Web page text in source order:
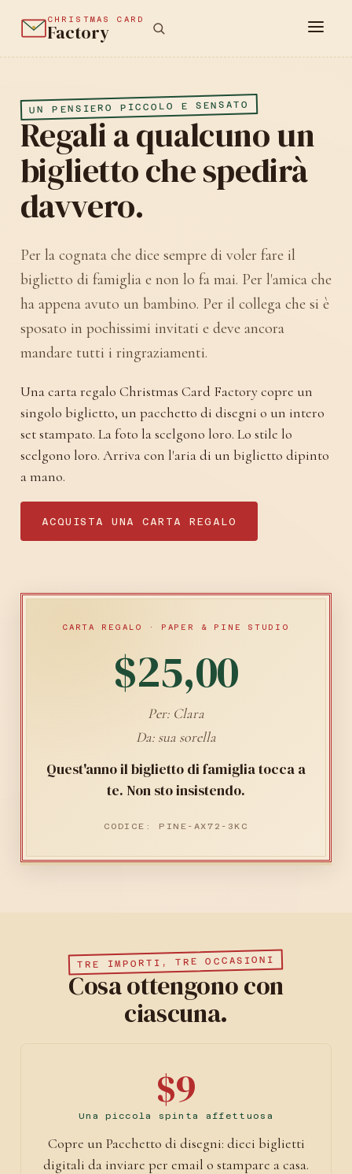
CHRISTMAS CARD
Factory
UN PENSIERO PICCOLO E SENSATO
Regali a qualcuno un
biglietto che spedirà
davvero.
Per la cognata che dice sempre di voler fare il
biglietto di famiglia e non lo fa mai. Per l'amica che
ha appena avuto un bambino. Per il collega che si è
sposato in pochissimi invitati e deve ancora
mandare tutti i ringraziamenti.
Una carta regalo Christmas Card Factory copre un
singolo biglietto, un pacchetto di disegni o un intero
set stampato. La foto la scelgono loro. Lo stile lo
scelgono loro. Arriva con l'aria di un biglietto dipinto
a mano.
ACQUISTA UNA CARTA REGALO
CARTA REGALO · PAPER & PINE STUDIO
$25,00
Per: Clara
Da: sua sorella
Quest'anno il biglietto di famiglia tocca a
te. Non sto insistendo.
CODICE: PINE-AX72-3KC
TRE IMPORTI, TRE OCCASIONI
Cosa ottengono con
ciascuna.
$9
Una piccola spinta affettuosa
Copre un Pacchetto di disegni: dieci biglietti
digitali da inviare per email o stampare a casa.